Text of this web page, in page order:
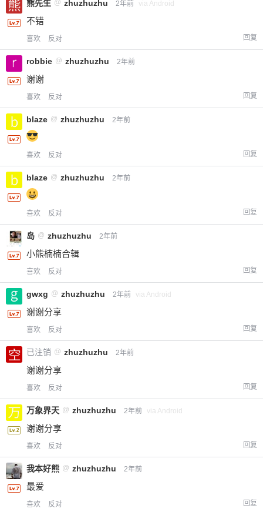
20 50 自定义
熊先生 @ zhuzhuzhu 2年前 via Android
不错
喜欢 反对 回复
robbie @ zhuzhuzhu 2年前
谢谢
喜欢 反对 回复
blaze @ zhuzhuzhu 2年前
喜欢 反对 回复
blaze @ zhuzhuzhu 2年前
喜欢 反对 回复
岛 @ zhuzhuzhu 2年前
小熊楠楠合辑
喜欢 反对 回复
gwxg @ zhuzhuzhu 2年前 via Android
谢谢分享
喜欢 反对 回复
已注销 @ zhuzhuzhu 2年前
谢谢分享
喜欢 反对 回复
万象界天 @ zhuzhuzhu 2年前 via Android
谢谢分享
喜欢 反对 回复
我本好熊 @ zhuzhuzhu 2年前
最爱
喜欢 反对 回复
您没有权限发布内容，请购买会员或者提升权